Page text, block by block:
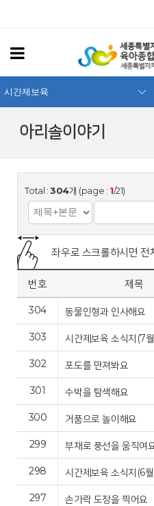
아리솔이야기
시간제보육
Total :304개 (page : 1/21)
좌우로 스크롤하시면 전
번호 제목
304 동물인형과 인사해요
303 시간제보육 소식지(7
302 포도를 만져봐요
301 수박을 탐색해요
300 거품으로 놀이해요
299 부채로 풍선을 움직여
298 시간제보육 소식지(6
297 손가락 도장을 찍어요